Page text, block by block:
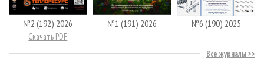
№2 (192) 2026
Скачать PDF
№1 (191) 2026 №6 (190) 2025
Все журналы